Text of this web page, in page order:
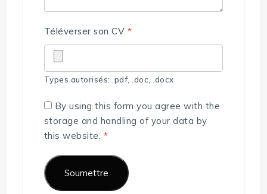
Téléverser son CV *
Types autorisés: .pdf, .doc, .docx
By using this form you agree with the
storage and handling of your data by
this website. *